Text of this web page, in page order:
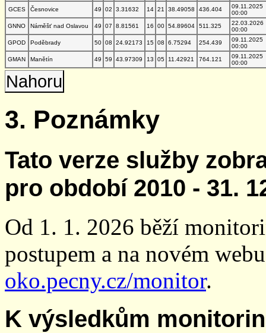
GCES
Česnovice 49 02 3.31632 14 21 38.49058 436.404
09.11.2025
00:00
GNNO
Náměšť nad Oslavou 49 07 8.81561 16 00 54.89604 511.325
22.03.2026
00:00
GPOD
Poděbrady 50 08 24.92173 15 08 6.75294 254.439
09.11.2025
00:00
GMAN
Manětín 49 59 43.97309 13 05 11.42921 764.121
09.11.2025
00:00
Nahoru
3. Poznámky
Tato verze služby
pro období 2010 - 31.
Od 1. 1. 2026 běží
postupem a na novém
oko.pecny.cz/monitor.
K výsledkům